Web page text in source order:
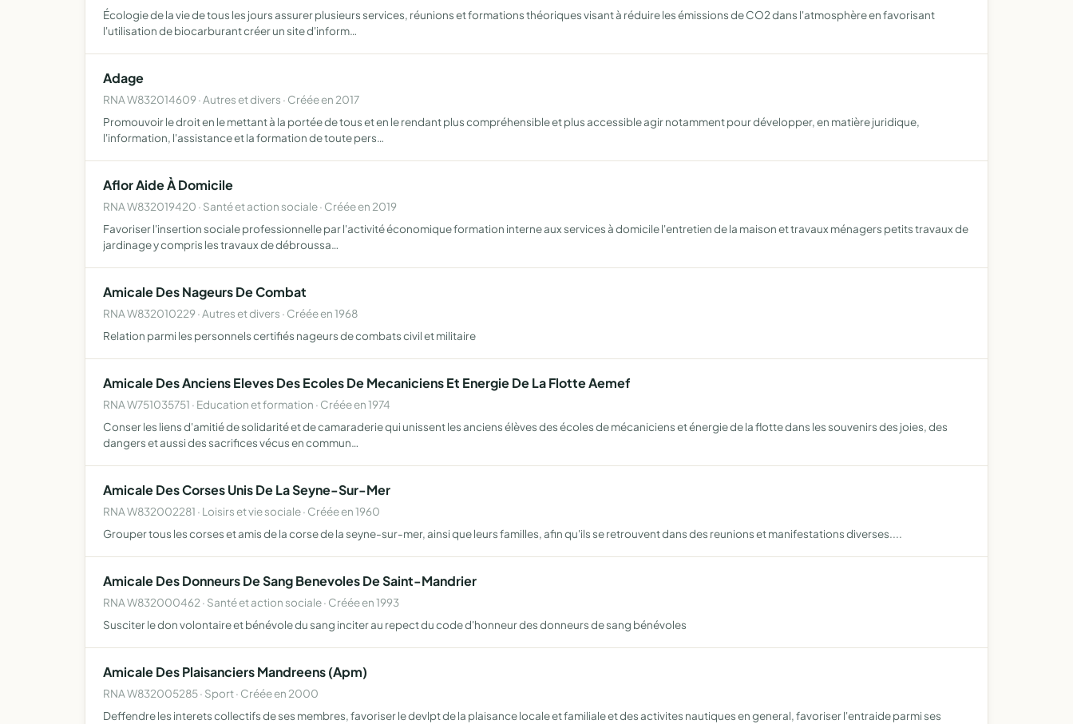
Écologie de la vie de tous les jours assurer plusieurs services, réunions et formations théoriques visant à réduire les émissions de CO2 dans l'atmosphère en favorisant
l'utilisation de biocarburant créer un site d'inform…
Adage
RNA W832014609 · Autres et divers · Créée en 2017
Promouvoir le droit en le mettant à la portée de tous et en le rendant plus compréhensible et plus accessible agir notamment pour développer, en matière juridique,
l'information, l'assistance et la formation de toute pers…
Aflor Aide À Domicile
RNA W832019420 · Santé et action sociale · Créée en 2019
Favoriser l'insertion sociale professionnelle par l'activité économique formation interne aux services à domicile l'entretien de la maison et travaux ménagers petits travaux de
jardinage y compris les travaux de débroussa…
Amicale Des Nageurs De Combat
RNA W832010229 · Autres et divers · Créée en 1968
Relation parmi les personnels certifiés nageurs de combats civil et militaire
Amicale Des Anciens Eleves Des Ecoles De Mecaniciens Et Energie De La Flotte Aemef
RNA W751035751 · Education et formation · Créée en 1974
Conser les liens d'amitié de solidarité et de camaraderie qui unissent les anciens élèves des écoles de mécaniciens et énergie de la flotte dans les souvenirs des joies, des
dangers et aussi des sacrifices vécus en commun…
Amicale Des Corses Unis De La Seyne-Sur-Mer
RNA W832002281 · Loisirs et vie sociale · Créée en 1960
Grouper tous les corses et amis de la corse de la seyne-sur-mer, ainsi que leurs familles, afin qu'ils se retrouvent dans des reunions et manifestations diverses....
Amicale Des Donneurs De Sang Benevoles De Saint-Mandrier
RNA W832000462 · Santé et action sociale · Créée en 1993
Susciter le don volontaire et bénévole du sang inciter au repect du code d'honneur des donneurs de sang bénévoles
Amicale Des Plaisanciers Mandreens (Apm)
RNA W832005285 · Sport · Créée en 2000
Deffendre les interets collectifs de ses membres, favoriser le devlpt de la plaisance locale et familiale et des activites nautiques en general, favoriser l'entraide parmi ses